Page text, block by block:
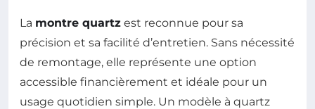
La montre quartz est reconnue pour sa
précision et sa facilité d’entretien. Sans nécessité
de remontage, elle représente une option
accessible financièrement et idéale pour un
usage quotidien simple. Un modèle à quartz